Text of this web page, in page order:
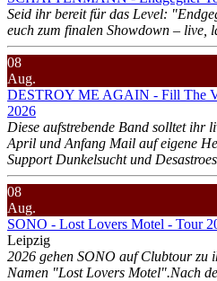
Seid ihr bereit für das Level:
euch zum finalen Showdown – live,
08
Aug.
DESTROY ME AGAIN - Fill The
2026
Diese aufstrebende Band solltet ihr
April und Anfang Mail auf eigene
Support Dunkelsucht und
08
Aug.
SONO - Lost Lovers Motel - Tour
Leipzig
2026 gehen SONO auf Clubtour zu
Namen "Lost Lovers Motel".Nach